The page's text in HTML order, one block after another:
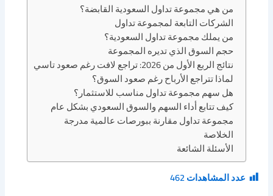
من هي مجموعة تداول السعودية القابضة؟
الشركات التابعة لمجموعة تداول
من يملك مجموعة تداول السعودية؟
حجم السوق الذي تديره المجموعة
نتائج الربع الأول من 2026: تراجع لافت رغم صعود تاسي
لماذا تتراجع الأرباح رغم صعود السوق؟
هل سهم مجموعة تداول مناسب للاستثمار؟
كيف تتابع أداء السهم والسوق السعودي بشكل عام
مجموعة تداول مقارنة ببورصات عالمية مدرجة
الخلاصة
الأسئلة الشائعة
عدد المشاهدات462